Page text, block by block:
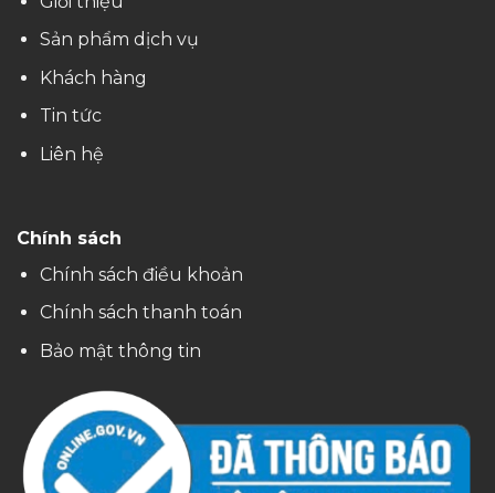
Sản phẩm dịch vụ
Khách hàng
Tin tức
Liên hệ
Chính sách
Chính sách điều khoản
Chính sách thanh toán
Bảo mật thông tin